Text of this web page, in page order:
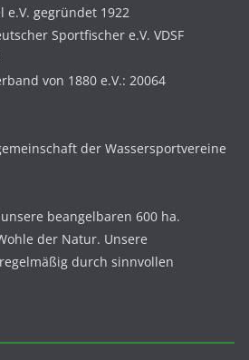
e.V. gegründet 1922
Sportfischer e.V. VDSF
von 1880 e.V.: 20064
der Wassersportvereine
beangelbaren 600 ha.
der Natur. Unsere
durch sinnvollen